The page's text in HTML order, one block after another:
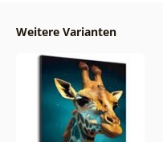
Weitere Varianten